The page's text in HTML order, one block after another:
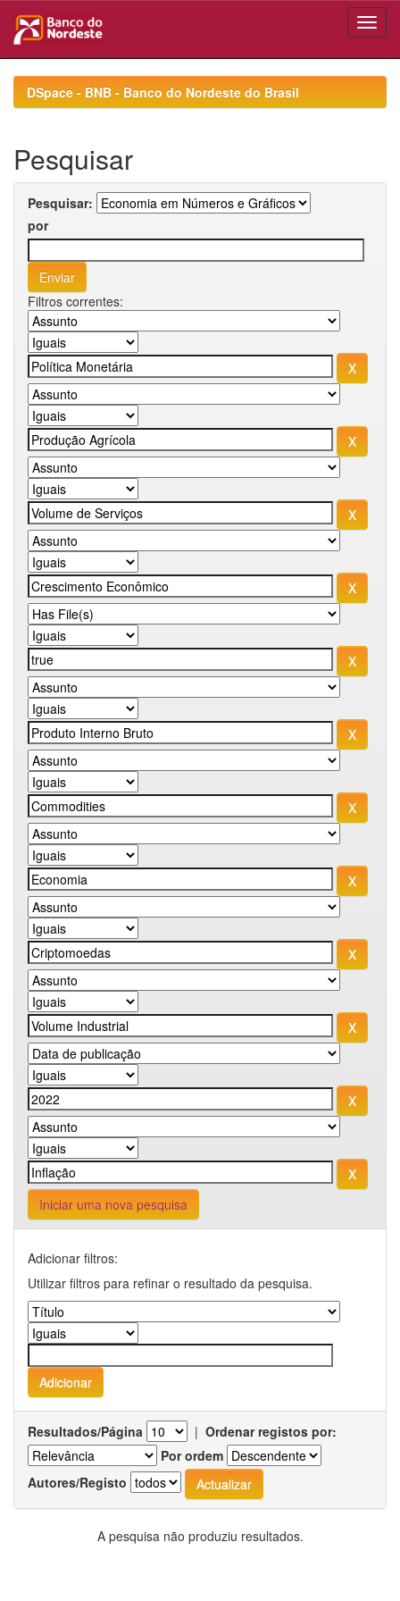
navigationDSpace - BNB - Banco do Nordeste do Brasil
Pesquisar
Pesquisar:
por
Filtros correntes:
Iniciar uma nova pesquisa
Adicionar filtros:
Utilizar filtros para refinar o resultado da pesquisa.
Resultados/Página | Ordenar registos por:
Por ordem
Autores/Registo
A pesquisa não produziu resultados.